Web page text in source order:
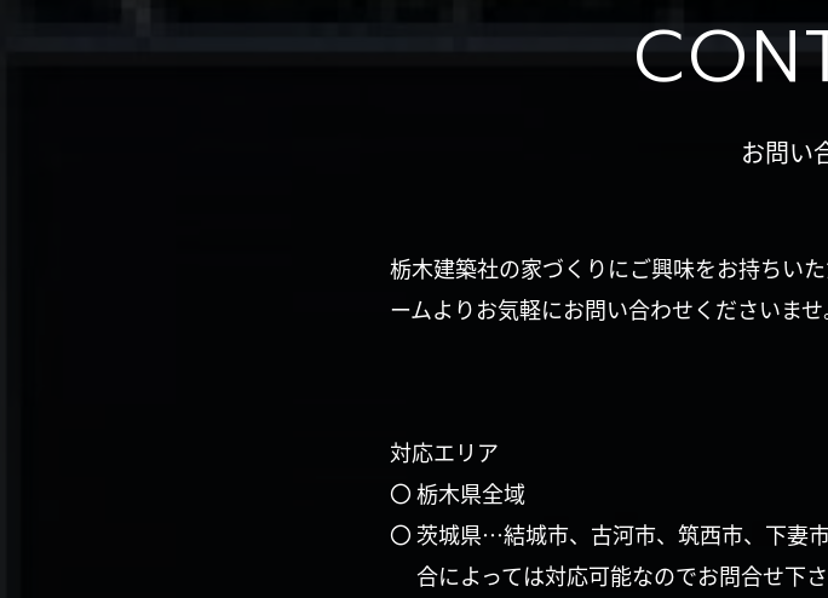
お問い
栃木建築社の家づくりにご興味をお持ちい
ームよりお気軽にお問い合わせくださいませ
対応エリア
〇 栃木県全域
〇 茨城県…結城市、古河市、筑西市、下妻
合によっては対応可能なのでお問合せ下